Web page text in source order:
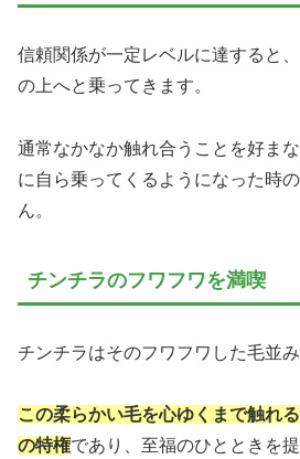
信頼関係が一定レベルに達すると
の上へと乗ってきます。
通常なかなか触れ合うことを好ま
に自ら乗ってくるようになった時
ん。
チンチラのフワフワを満喫
チンチラはそのフワフワした毛並み
この柔らかい毛を心ゆくまで触れ
の特権であり、至福のひとときを